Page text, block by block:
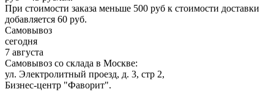
При стоимости заказа меньше 500 руб к стоимости доставки
добавляется 60 руб.
Самовывоз
сегодня
7 августа
Самовывоз со склада в Москве:
ул. Электролитный проезд, д. 3, стр 2,
Бизнес-центр "Фаворит".